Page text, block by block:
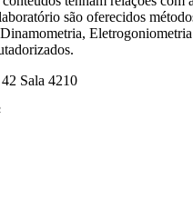
são oferecidos
Sala 4210